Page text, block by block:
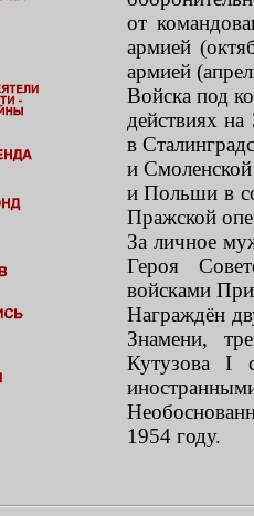
от
армией
армией
Войска под
действиях
в
и
и Польши в
Пражской
За личное
Героя
войсками
Награждён
Знамени,
Кутузова I
1954 году.